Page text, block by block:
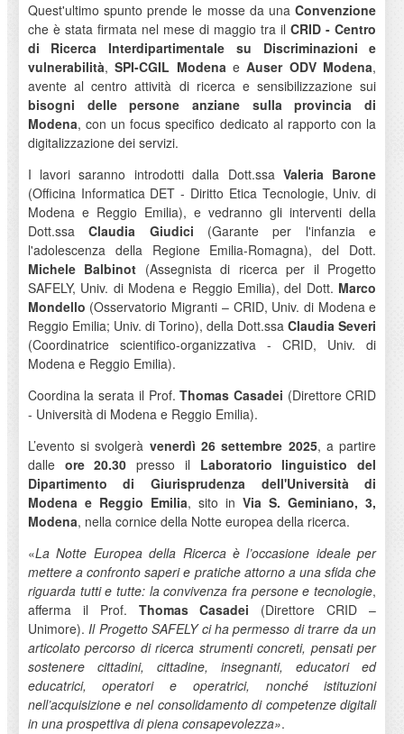
Quest'ultimo spunto prende le mosse da unaConvenzione
che è stata firmata nel mese di maggio tra ilCRID - Centro
di Ricerca Interdipartimentale su Discriminazioni e
vulnerabilità,SPI-CGIL ModenaeAuser ODV Modena,
avente al centro attività di ricerca e sensibilizzazione sui
bisogni delle persone anziane sulla provincia di
Modena, con un focus specifico dedicato al rapporto con la
digitalizzazione dei servizi.
I lavori saranno introdotti dalla Dott.ssa Valeria Barone
(Officina Informatica DET - Diritto Etica Tecnologie, Univ. di
Modena e Reggio Emilia), e vedranno gli interventi della
Dott.ssaClaudia Giudici (Garante per l'infanzia e
l'adolescenza della Regione Emilia-Romagna), del Dott.
Michele Balbinot (Assegnista di ricerca per il Progetto
SAFELY, Univ. di Modena e Reggio Emilia), del Dott. Marco
Mondello (Osservatorio Migranti – CRID, Univ. di Modena e
Reggio Emilia; Univ. di Torino), della Dott.ssaClaudia Severi
(Coordinatrice scientifico-organizzativa - CRID, Univ. di
Modena e Reggio Emilia).
Coordina la serata il Prof.Thomas Casadei (Direttore CRID
- Università di Modena e Reggio Emilia).
L’evento si svolgerà venerdì 26 settembre 2025, a partire
dalle ore 20.30 presso il Laboratorio linguistico del
Dipartimento di Giurisprudenza dell'Università di
Modena e Reggio Emilia, sito inVia S. Geminiano, 3,
Modena, nella cornice della Notte europea della ricerca.
«La Notte Europea della Ricerca è l’occasione ideale per
mettere a confronto saperi e pratiche attorno a una sfida che
riguarda tutti e tutte: la convivenza fra persone e tecnologie,
afferma il Prof. Thomas Casadei (Direttore CRID –
Unimore).Il Progetto SAFELY ci ha permesso di trarre da un
articolato percorso di ricerca strumenti concreti, pensati per
sostenere cittadini, cittadine, insegnanti, educatori ed
educatrici, operatori e operatrici, nonché istituzioni
nell’acquisizione e nel consolidamento di competenze digitali
in una prospettiva di piena consapevolezza».